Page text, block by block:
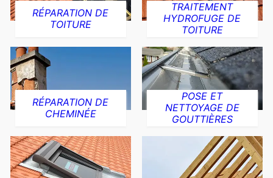
RÉPARATION DE
TOITURE
TRAITEMENT
HYDROFUGE DE
TOITURE
RÉPARATION DE
CHEMINÉE
POSE ET
NETTOYAGE DE
GOUTTIÈRES